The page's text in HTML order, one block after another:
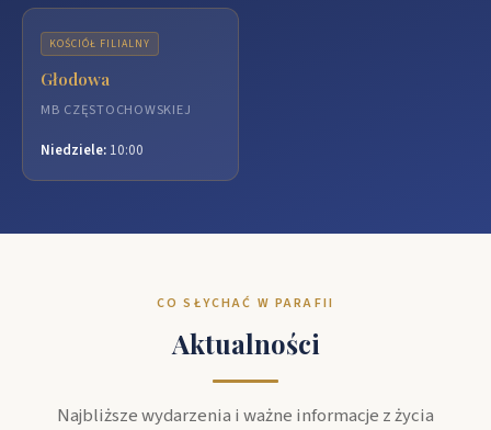
KOŚCIÓŁ FILIALNY
Głodowa
MB CZĘSTOCHOWSKIEJ
Niedziele: 10:00
CO SŁYCHAĆ W PARAFII
Aktualności
Najbliższe wydarzenia i ważne informacje z życia